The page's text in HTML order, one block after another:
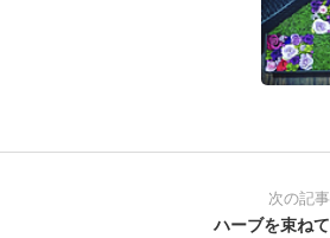
次の記事
ハーブを束ねて